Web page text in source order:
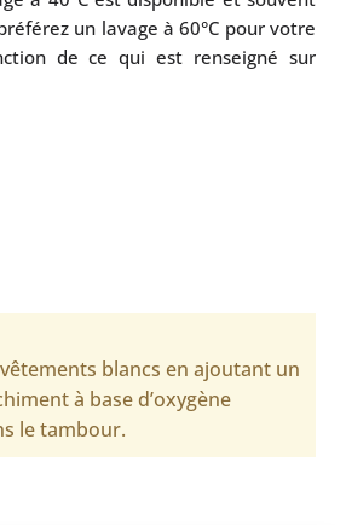
un lavage à 60°C pour votre
de ce qui est renseigné sur
blancs en ajoutant un
à base d’oxygène
le tambour.